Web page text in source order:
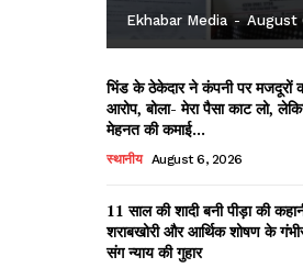
Ekhabar Media - August
भिंड के ठेकेदार ने कंपनी पर मजदूरों
आरोप, बोला- मेरा पैसा काट लो,
मेहनत की कमाई...
स्थानीय August 6, 2026
11 साल की शादी बनी पीड़ा की
शराबखोरी और आर्थिक शोषण के
संग न्याय की गुहार